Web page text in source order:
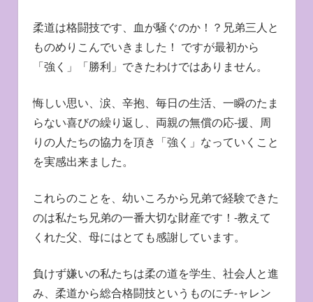
柔道は格闘技です、血が騒ぐのか！？兄弟三人と
ものめりこんでいきました！ ですが最初から
「強く」「勝利」できたわけではありません。
悔しい思い、涙、辛抱、毎日の生活、一瞬のたま
らない喜びの繰り返し、両親の無償の応-援、周
りの人たちの協力を頂き「強く」なっていくこと
を実感出来ました。
これらのことを、幼いころから兄弟で経験できた
のは私たち兄弟の一番大切な財産です！-教えて
くれた父、母にはとても感謝しています。
負けず嫌いの私たちは柔の道を学生、社会人と進
み、柔道から総合格闘技というものにチ-ャレン